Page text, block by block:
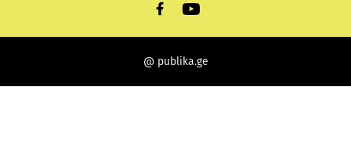
@ publika.ge